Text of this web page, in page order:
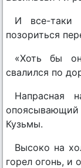
И все-таки
позориться
«Хоть бы
свалился по
Напрасная
опоясывающий
Кузьмы.
Высоко на
горел огонь, и